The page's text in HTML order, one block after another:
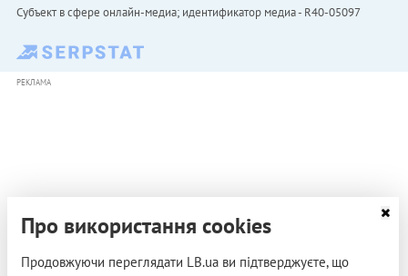
Субъект в сфере онлайн-медиа; идентификатор медиа - R40-05097
РЕКЛАМА
Про використання cookies
Продовжуючи переглядати LB.ua ви підтверджуєте, що